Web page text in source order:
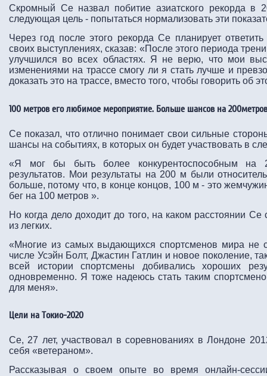
Скромный Се назвал побитие азиатского рекорда в
следующая цель - попытаться нормализовать эти
Через год после этого рекорда Се планирует
своих выступлениях, сказав: «После этого периода
улучшился во всех областях. Я не верю, что мои
изменениями на трассе смогу ли я стать лучше и
доказать это на трассе, вместо того, чтобы говорить об
100 метров его любимое мероприятие. Больше шансов на
Се показал, что отлично понимает свои сильные
шансы на событиях, в которых он будет участвовать в
«Я мог бы быть более конкурентоспособным
результатов. Мои результаты на 200 м были
больше, потому что, в конце концов, 100 м - это
бег на 100 метров ».
Но когда дело доходит до того, на каком расстоянии
из легких.
«Многие из самых выдающихся спортсменов мира не
числе Усэйн Болт, Джастин Гатлин и новое поколение,
всей истории спортсмены добивались хороших
одновременно. Я тоже надеюсь стать таким
для меня».
Цели на Токио-2020
Се, 27 лет, участвовал в соревнованиях в Лондоне
себя «ветераном».
Рассказывая о своем опыте во время онлайн-